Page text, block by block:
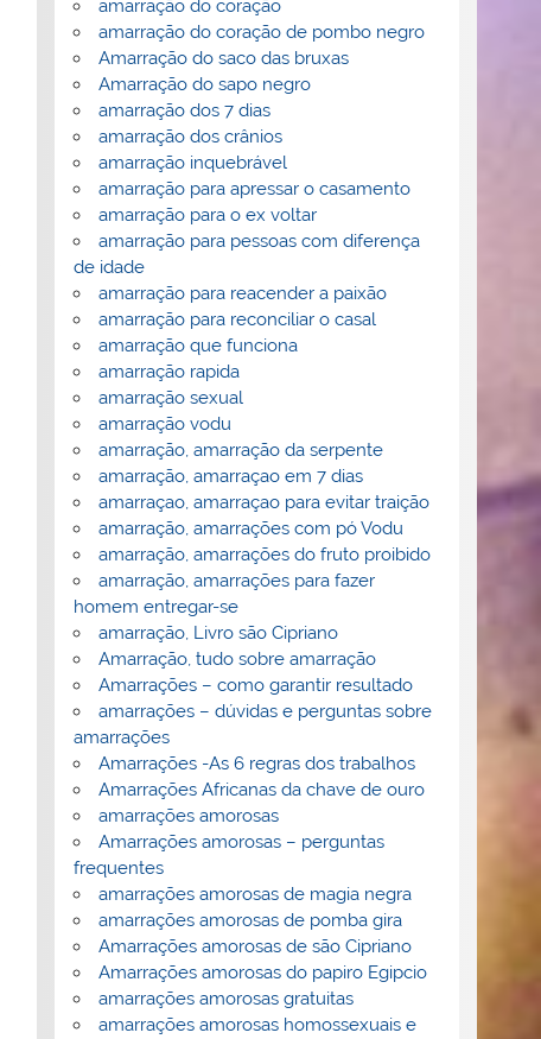
amarração do coração
amarração do coração de pombo negro
Amarração do saco das bruxas
Amarração do sapo negro
amarração dos 7 dias
amarração dos crânios
amarração inquebrável
amarração para apressar o casamento
amarração para o ex voltar
amarração para pessoas com diferença
de idade
amarração para reacender a paixão
amarração para reconciliar o casal
amarração que funciona
amarração rapida
amarração sexual
amarração vodu
amarração, amarração da serpente
amarração, amarraçao em 7 dias
amarraçao, amarraçao para evitar traição
amarração, amarrações com pó Vodu
amarração, amarrações do fruto proibido
amarração, amarrações para fazer
homem entregar-se
amarração, Livro são Cipriano
Amarração, tudo sobre amarração
Amarrações – como garantir resultado
amarrações – dúvidas e perguntas sobre
amarrações
Amarrações -As 6 regras dos trabalhos
Amarrações Africanas da chave de ouro
amarrações amorosas
Amarrações amorosas – perguntas
frequentes
amarrações amorosas de magia negra
amarrações amorosas de pomba gira
Amarrações amorosas de são Cipriano
Amarrações amorosas do papiro Egipcio
amarrações amorosas gratuitas
amarrações amorosas homossexuais e